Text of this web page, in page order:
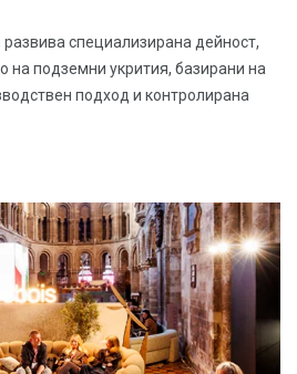
специализирана дейност,
на подземни укрития, базирани на
подход и контролирана